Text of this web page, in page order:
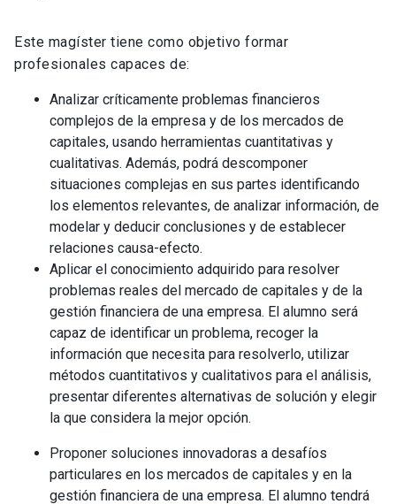
Este magíster tiene como objetivo formar
profesionales capaces de:
Analizar críticamente problemas financieros
complejos de la empresa y de los mercados de
capitales, usando herramientas cuantitativas y
cualitativas. Además, podrá descomponer
situaciones complejas en sus partes identificando
los elementos relevantes, de analizar información, de
modelar y deducir conclusiones y de establecer
relaciones causa-efecto.
Aplicar el conocimiento adquirido para resolver
problemas reales del mercado de capitales y de la
gestión financiera de una empresa. El alumno será
capaz de identificar un problema, recoger la
información que necesita para resolverlo, utilizar
métodos cuantitativos y cualitativos para el análisis,
presentar diferentes alternativas de solución y elegir
la que considera la mejor opción.
Proponer soluciones innovadoras a desafíos
particulares en los mercados de capitales y en la
gestión financiera de una empresa. El alumno tendrá